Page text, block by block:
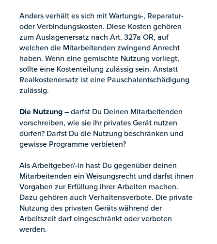
Anders verhält es sich mit Wartungs-, Reparatur-
oder Verbindungskosten. Diese Kosten gehören
zum Auslagenersatz nach Art. 327a OR, auf
welchen die Mitarbeitenden zwingend Anrecht
haben. Wenn eine gemischte Nutzung vorliegt,
sollte eine Kostenteilung zulässig sein. Anstatt
Realkostenersatz ist eine Pauschalentschädigung
zulässig.
Die Nutzung– darfst Du Deinen Mitarbeitenden
vorschreiben, wie sie ihr privates Gerät nutzen
dürfen? Darfst Du die Nutzung beschränken und
gewisse Programme verbieten?
Als Arbeitgeber/-in hast Du gegenüber deinen
Mitarbeitenden ein Weisungsrecht und darfst ihnen
Vorgaben zur Erfüllung ihrer Arbeiten machen.
Dazu gehören auch Verhaltensverbote. Die private
Nutzung des privaten Geräts während der
Arbeitszeit darf eingeschränkt oder verboten
werden.